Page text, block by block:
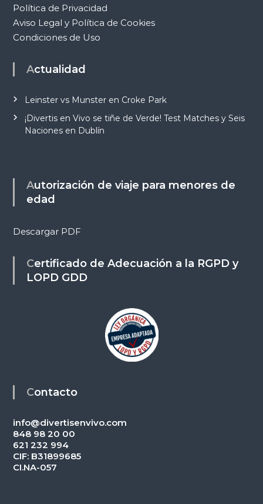
Política de Privacidad
Aviso Legal y Política de Cookies
Condiciones de Uso
Actualidad
Leinster vs Munster en Croke Park
¡Divertis en Vivo se tiñe de Verde! Test Matches y Seis
Naciones en Dublín
Autorización de viaje para menores de
edad
Descargar PDF
Certificado de Adecuación a la RGPD y
LOPD GDD
Contacto
info@divertisenvivo.com
848 98 20 00
621 232 994
CIF: B31899685
CI.NA-057